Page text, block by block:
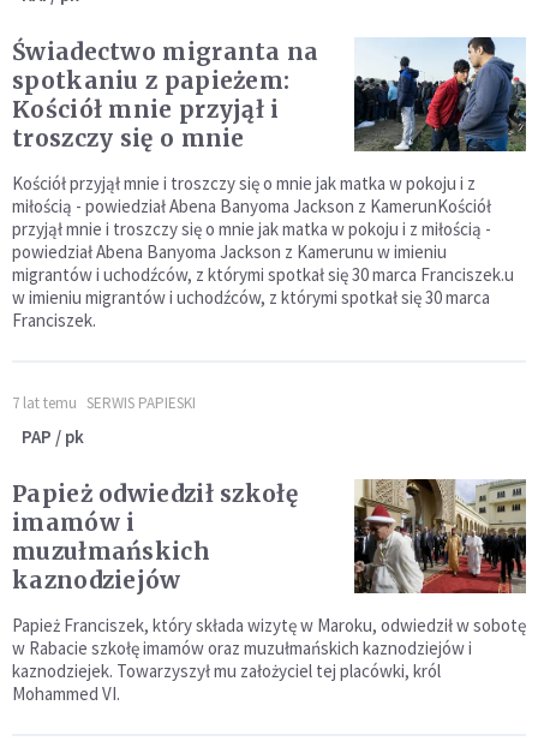
Świadectwo migranta na
spotkaniu z papieżem:
Kościół mnie przyjął i
troszczy się o mnie
Kościół przyjął mnie i troszczy się o mnie jak matka w pokoju i z
miłością - powiedział Abena Banyoma Jackson z KamerunKościół
przyjął mnie i troszczy się o mnie jak matka w pokoju i z miłością -
powiedział Abena Banyoma Jackson z Kamerunu w imieniu
migrantów i uchodźców, z którymi spotkał się 30 marca Franciszek.u
w imieniu migrantów i uchodźców, z którymi spotkał się 30 marca
Franciszek.
7 lat temu SERWIS PAPIESKI
PAP / pk
Papież odwiedził szkołę
imamów i
muzułmańskich
kaznodziejów
Papież Franciszek, który składa wizytę w Maroku, odwiedził w sobotę
w Rabacie szkołę imamów oraz muzułmańskich kaznodziejów i
kaznodziejek. Towarzyszył mu założyciel tej placówki, król
Mohammed VI.